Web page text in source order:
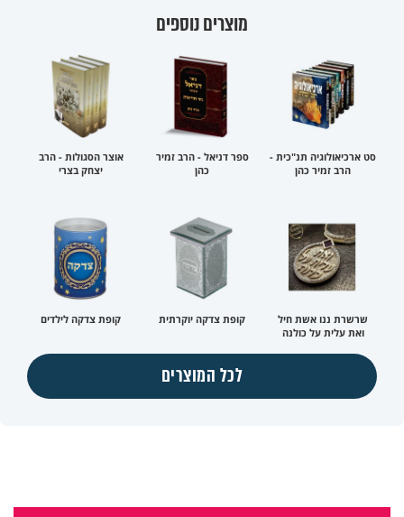
מוצרים נוספים
סט ארכיאולוגיה תנ"כית -
הרב זמיר כהן
ספר דניאל - הרב זמיר
כהן
אוצר הסגולות - הרב
יצחק בצרי
שרשרת ננו אשת חיל
ואת עלית על כולנה
קופת צדקה יוקרתית קופת צדקה לילדים
לכל המוצרים